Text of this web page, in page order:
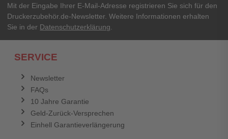
Mit der Eingabe Ihrer E-Mail-Adresse registrieren Sie sich für den
Druckerzubehör.de-Newsletter. Weitere Informationen erhalten
Sie in der Datenschutzerklärung
SERVICE
Newsletter
FAQs
10 Jahre Garantie
Geld-Zurück-Versprechen
Einhell Garantieverlängerung